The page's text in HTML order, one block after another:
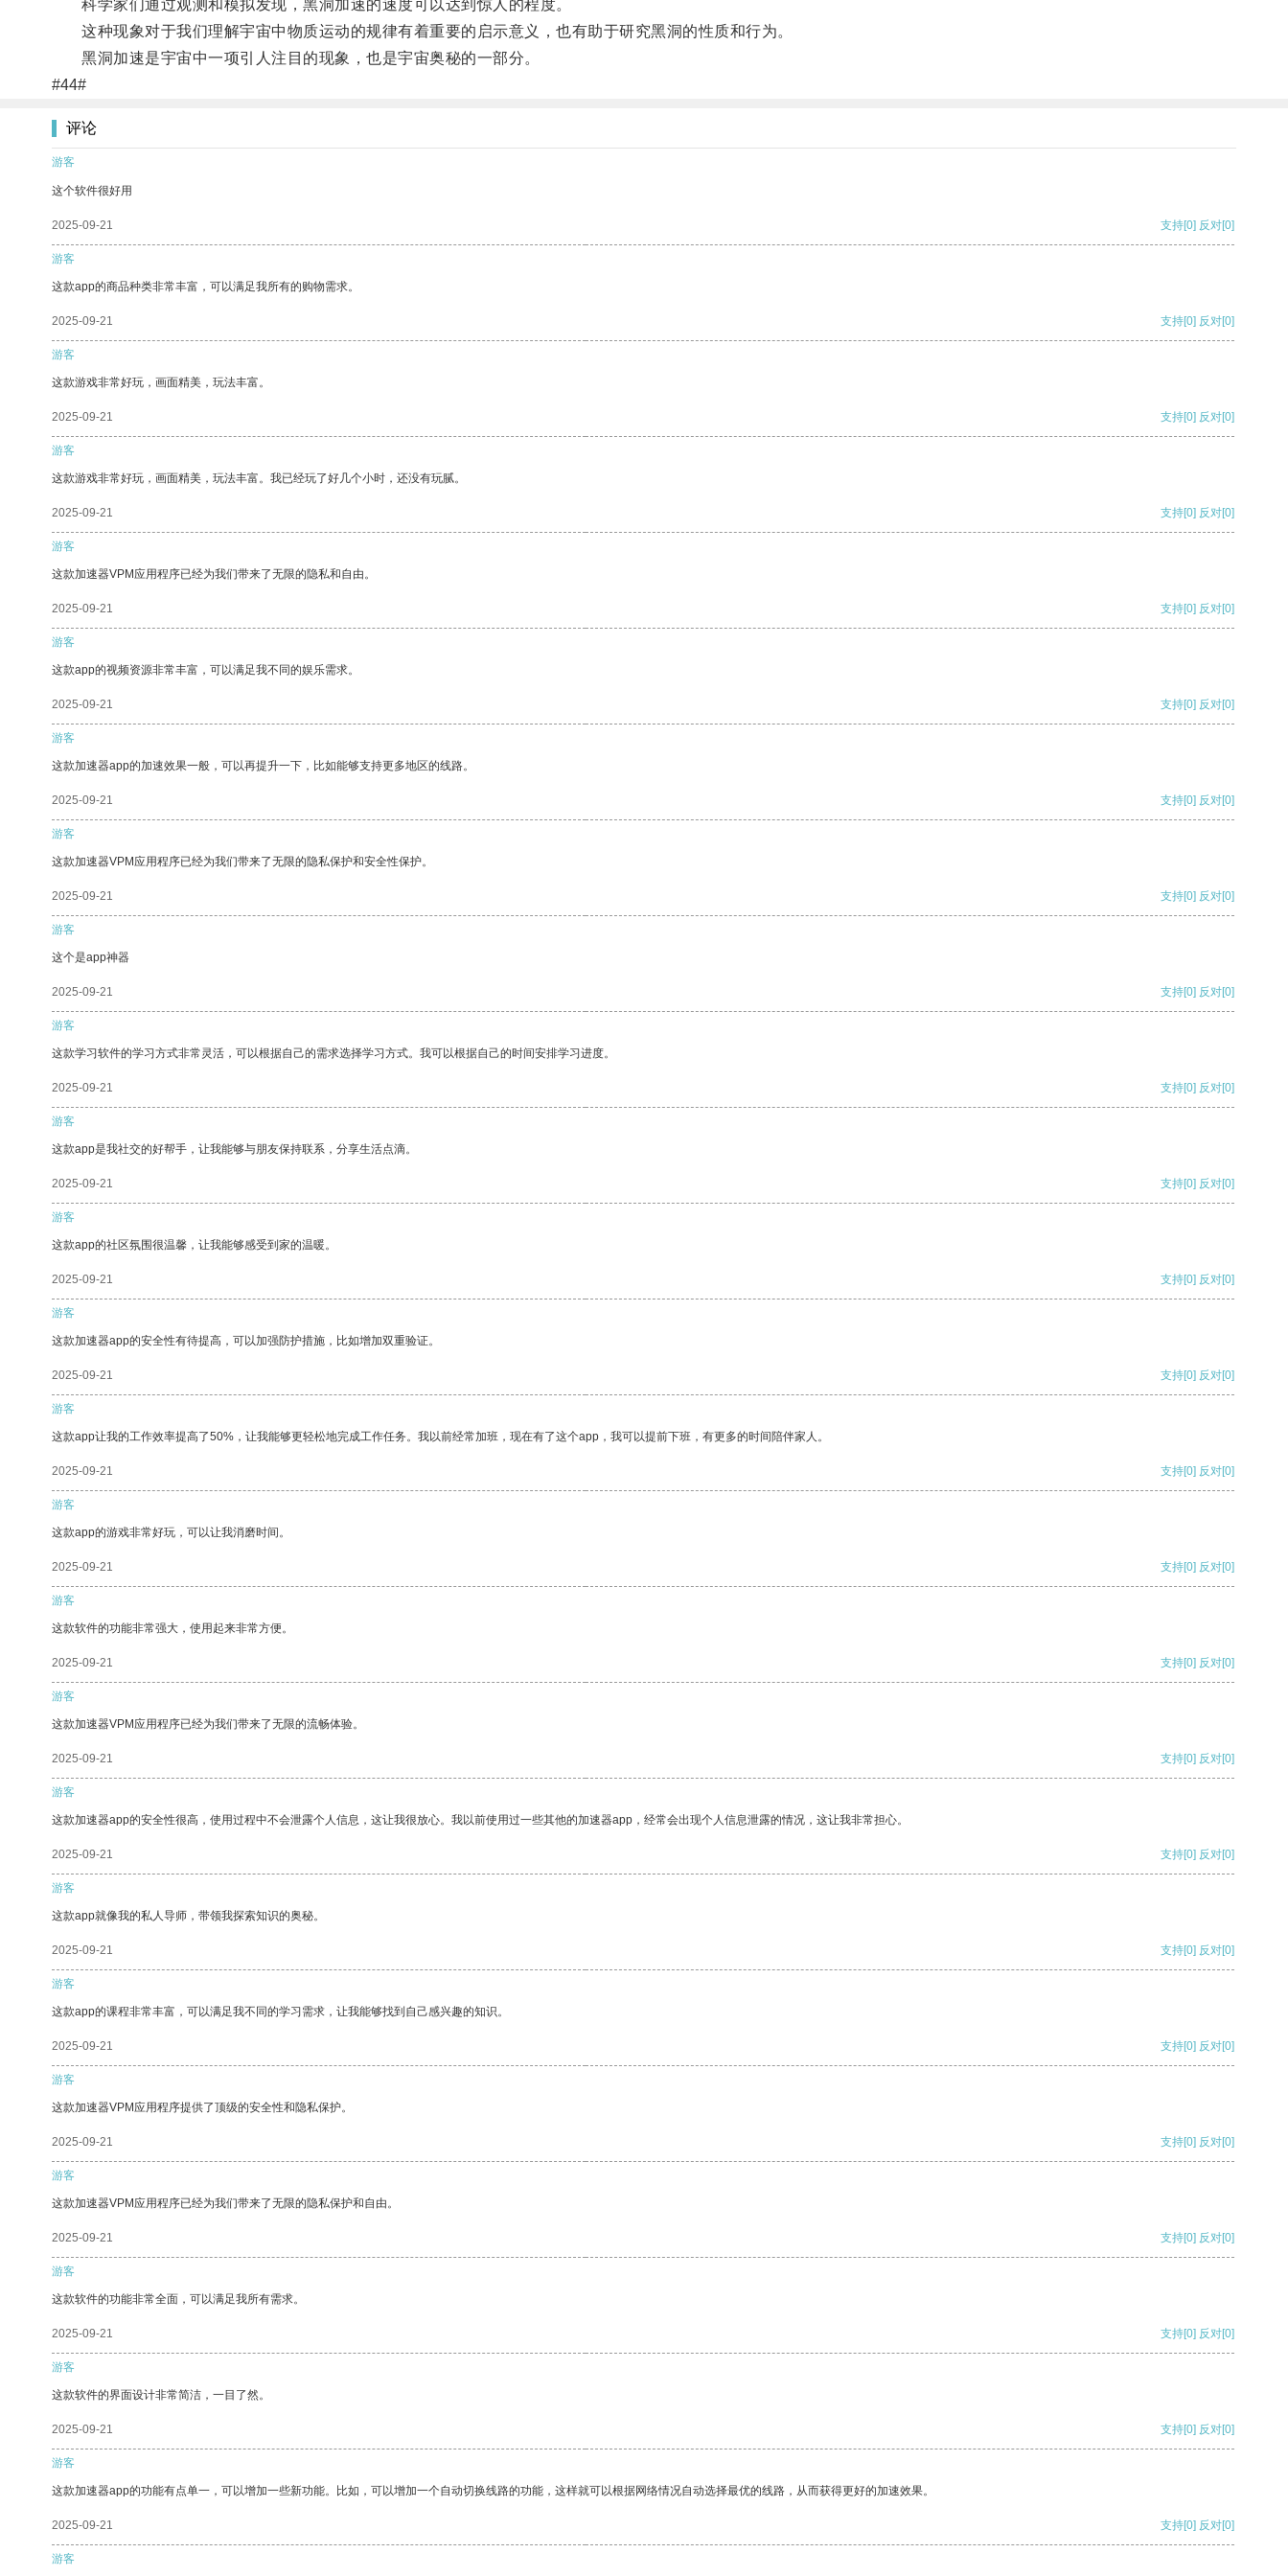
科学家们通过观测和模拟发现，黑洞加速的速度可以达到惊人的程度。
这种现象对于我们理解宇宙中物质运动的规律有着重要的启示意义，也有助于研究黑洞的性质和行为。
黑洞加速是宇宙中一项引人注目的现象，也是宇宙奥秘的一部分。
#44#
评论
游客
这个软件很好用
2025-09-21 支持[0] 反对[0]
游客
这款app的商品种类非常丰富，可以满足我所有的购物需求。
2025-09-21 支持[0] 反对[0]
游客
这款游戏非常好玩，画面精美，玩法丰富。
2025-09-21 支持[0] 反对[0]
游客
这款游戏非常好玩，画面精美，玩法丰富。我已经玩了好几个小时，还没有玩腻。
2025-09-21 支持[0] 反对[0]
游客
这款加速器VPM应用程序已经为我们带来了无限的隐私和自由。
2025-09-21 支持[0] 反对[0]
游客
这款app的视频资源非常丰富，可以满足我不同的娱乐需求。
2025-09-21 支持[0] 反对[0]
游客
这款加速器app的加速效果一般，可以再提升一下，比如能够支持更多地区的线路。
2025-09-21 支持[0] 反对[0]
游客
这款加速器VPM应用程序已经为我们带来了无限的隐私保护和安全性保护。
2025-09-21 支持[0] 反对[0]
游客
这个是app神器
2025-09-21 支持[0] 反对[0]
游客
这款学习软件的学习方式非常灵活，可以根据自己的需求选择学习方式。我可以根据自己的时间安排学习进度。
2025-09-21 支持[0] 反对[0]
游客
这款app是我社交的好帮手，让我能够与朋友保持联系，分享生活点滴。
2025-09-21 支持[0] 反对[0]
游客
这款app的社区氛围很温馨，让我能够感受到家的温暖。
2025-09-21 支持[0] 反对[0]
游客
这款加速器app的安全性有待提高，可以加强防护措施，比如增加双重验证。
2025-09-21 支持[0] 反对[0]
游客
这款app让我的工作效率提高了50%，让我能够更轻松地完成工作任务。我以前经常加班，现在有了这个app，我可以提前下班，有更多的时间陪伴家人。
2025-09-21 支持[0] 反对[0]
游客
这款app的游戏非常好玩，可以让我消磨时间。
2025-09-21 支持[0] 反对[0]
游客
这款软件的功能非常强大，使用起来非常方便。
2025-09-21 支持[0] 反对[0]
游客
这款加速器VPM应用程序已经为我们带来了无限的流畅体验。
2025-09-21 支持[0] 反对[0]
游客
这款加速器app的安全性很高，使用过程中不会泄露个人信息，这让我很放心。我以前使用过一些其他的加速器app，经常会出现个人信息泄露的情况，这让我非常担心。
2025-09-21 支持[0] 反对[0]
游客
这款app就像我的私人导师，带领我探索知识的奥秘。
2025-09-21 支持[0] 反对[0]
游客
这款app的课程非常丰富，可以满足我不同的学习需求，让我能够找到自己感兴趣的知识。
2025-09-21 支持[0] 反对[0]
游客
这款加速器VPM应用程序提供了顶级的安全性和隐私保护。
2025-09-21 支持[0] 反对[0]
游客
这款加速器VPM应用程序已经为我们带来了无限的隐私保护和自由。
2025-09-21 支持[0] 反对[0]
游客
这款软件的功能非常全面，可以满足我所有需求。
2025-09-21 支持[0] 反对[0]
游客
这款软件的界面设计非常简洁，一目了然。
2025-09-21 支持[0] 反对[0]
游客
这款加速器app的功能有点单一，可以增加一些新功能。比如，可以增加一个自动切换线路的功能，这样就可以根据网络情况自动选择最优的线路，从而获得更好的加速效果。
2025-09-21 支持[0] 反对[0]
游客